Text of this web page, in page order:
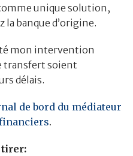
unique solution,
la banque d’origine.
mon intervention
transfert soient
délais.
de bord du médiateur
.
tirer: